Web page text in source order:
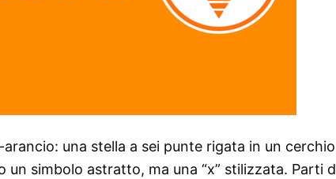
arancio: una stella a sei punte rigata in un
simbolo astratto, ma una “x” stilizzata. Parti